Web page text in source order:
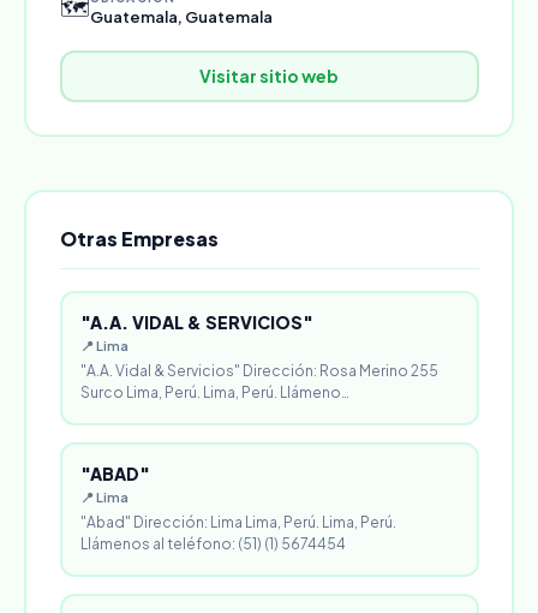
🗺️Guatemala, Guatemala
Visitar sitio web
Otras Empresas
"A.A. VIDAL & SERVICIOS"
📍 Lima
"A.A. Vidal & Servicios" Dirección: Rosa Merino 255
Surco Lima, Perú. Lima, Perú. Llámeno…
"ABAD"
📍 Lima
"Abad" Dirección: Lima Lima, Perú. Lima, Perú.
Llámenos al teléfono: (51) (1) 5674454